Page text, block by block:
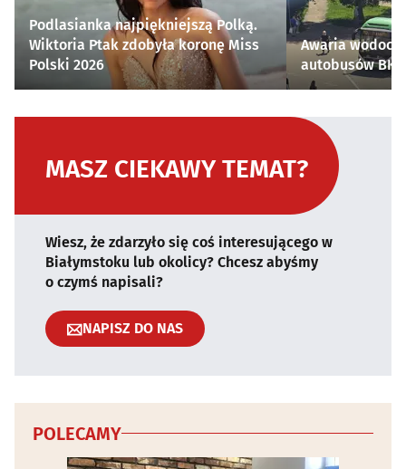
Podlasianka najpiękniejszą Polką.
Wiktoria Ptak zdobyła koronę Miss
Polski 2026
Awaria
autobusów
MASZ CIEKAWY TEMAT?
Wiesz, że zdarzyło się coś interesującego w
Białymstoku lub okolicy? Chcesz abyśmy
o czymś napisali?
NAPISZ DO NAS
POLECAMY